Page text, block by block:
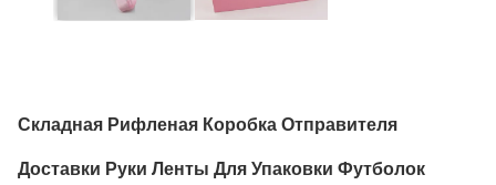
Складная Рифленая Коробка Отправителя
Доставки Руки Ленты Для Упаковки Футболок